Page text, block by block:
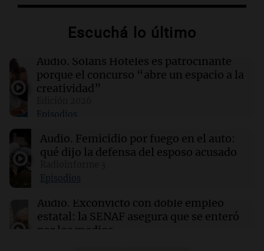
$2.000 millones
Guillermo López
14:08 Sociedad
Hallaron un cuerpo en el riacho Santa Fe e
investigan si es el kitesurfista desaparecido
14:04 Tecnología
Hackers acceden a datos de clientes de
Framework en un ciberataque masivo
14:03 Tecnología
Cloudflare presenta Kitesurf, un navegador
diseñado para agentes de IA
Escuchá lo último
Audio. Solans Hoteles es patrocinante
porque el concurso “abre un espacio a la
creatividad”
Episodios
Audio. Femicidio por fuego en el auto:
qué dijo la defensa del esposo acusado
Episodios
Audio. Exconvicto con doble empleo
estatal: la SENAF asegura que se enteró
por los medios